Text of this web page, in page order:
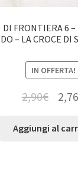
FRONTIERA 6
– LA CROCE DI
IN OFFERTA!
2,90€
Aggiungi al